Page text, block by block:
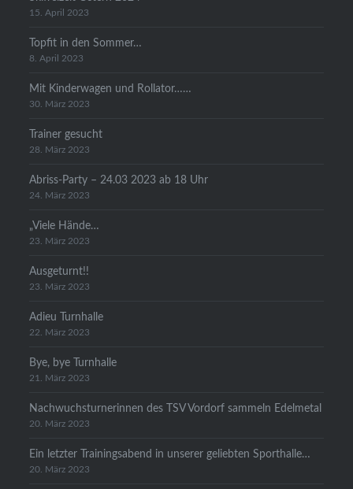
15. April 2023
Topfit in den Sommer…
8. April 2023
Mit Kinderwagen und Rollator……
30. März 2023
Trainer gesucht
28. März 2023
Abriss-Party – 24.03 2023 ab 18 Uhr
24. März 2023
„Viele Hände…
23. März 2023
Ausgeturnt!!
23. März 2023
Adieu Turnhalle
22. März 2023
Bye, bye Turnhalle
21. März 2023
Nachwuchsturnerinnen des TSV Vordorf sammeln Edelmetal
20. März 2023
Ein letzter Trainingsabend in unserer geliebten Sporthalle…
20. März 2023